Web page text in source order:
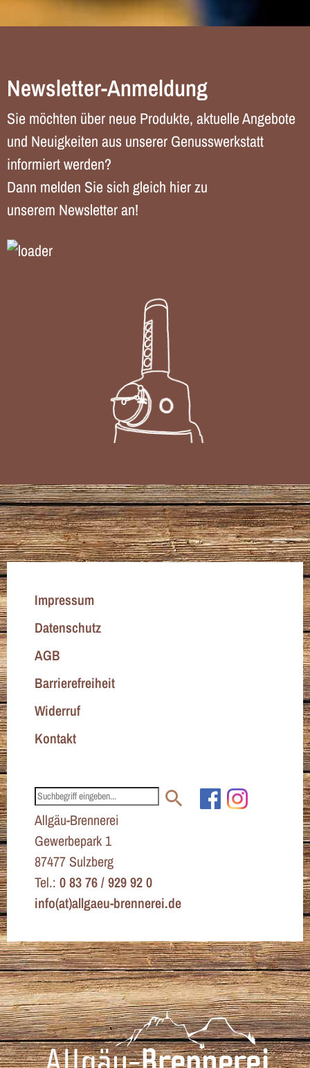
Newsletter-Anmeldung
Sie möchten über neue Produkte, aktuelle Angebote
und Neuigkeiten aus unserer Genusswerkstatt
informiert werden?
Dann melden Sie sich gleich hier zu
unserem Newsletter an!
Impressum
Datenschutz
AGB
Barrierefreiheit
Widerruf
Kontakt
Allgäu-Brennerei
Gewerbepark 1
87477 Sulzberg
Tel.: 0 83 76 / 929 92 0
info(at)allgaeu-brennerei.de